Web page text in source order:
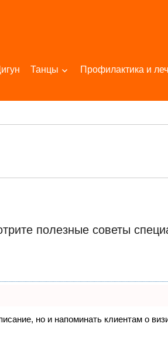
Танцы Профилактика и
полезные советы
но и напоминать клиентам о